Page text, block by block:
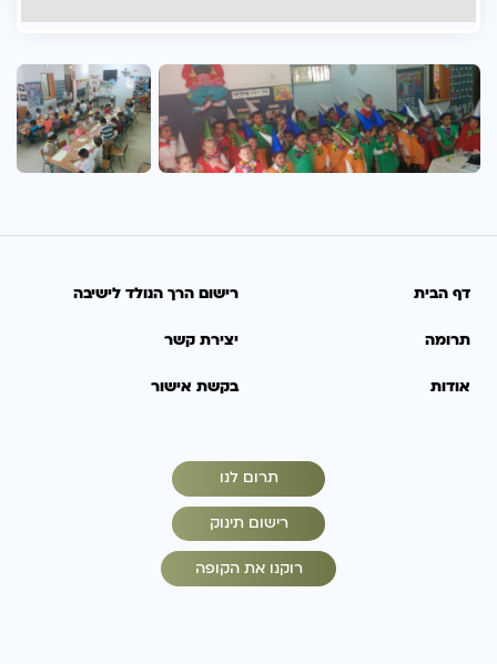
דף הבית רישום הרך הנולד לישיבה
תרומה יצירת קשר
אודות בקשת אישור
תרום לנו
רישום תינוק
רוקנו את הקופה